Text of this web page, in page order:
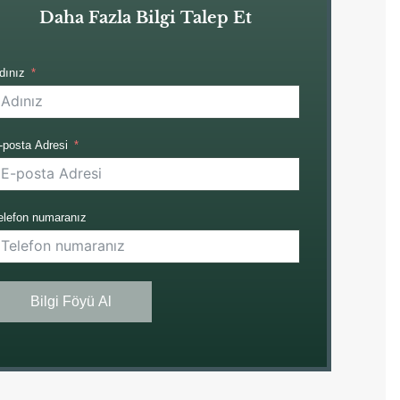
Daha Fazla Bilgi Talep Et
posta Adresi
numaranız
Bilgi Föyü Al